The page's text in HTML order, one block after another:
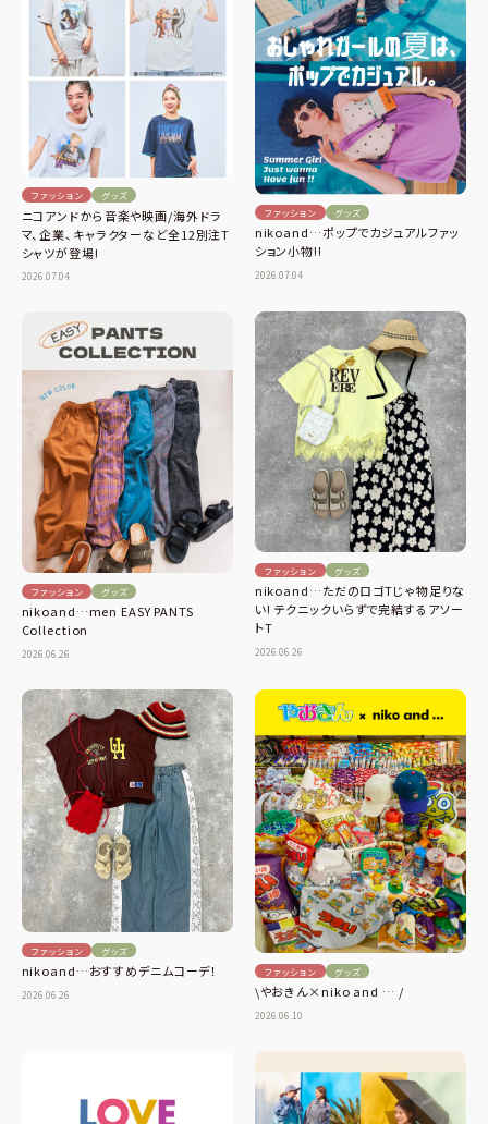
ファッション グッズ
ニコアンドから音楽や映画/海外ドラ
マ、企業、キャラクターなど全12別注T
シャツが登場!
2026.07.04
ファッション グッズ
nikoand…ポップでカジュアルファッ
ション小物!!
2026.07.04
ファッション グッズ
nikoand…men EASY PANTS
Collection
2026.06.26
ファッション グッズ
nikoand…ただのロゴTじゃ物足りな
い! テクニックいらずで完結するアソー
トT
2026.06.26
ファッション グッズ
nikoand…おすすめデニムコーデ！
2026.06.26
ファッション グッズ
\やおきん×niko and … /
2026.06.10